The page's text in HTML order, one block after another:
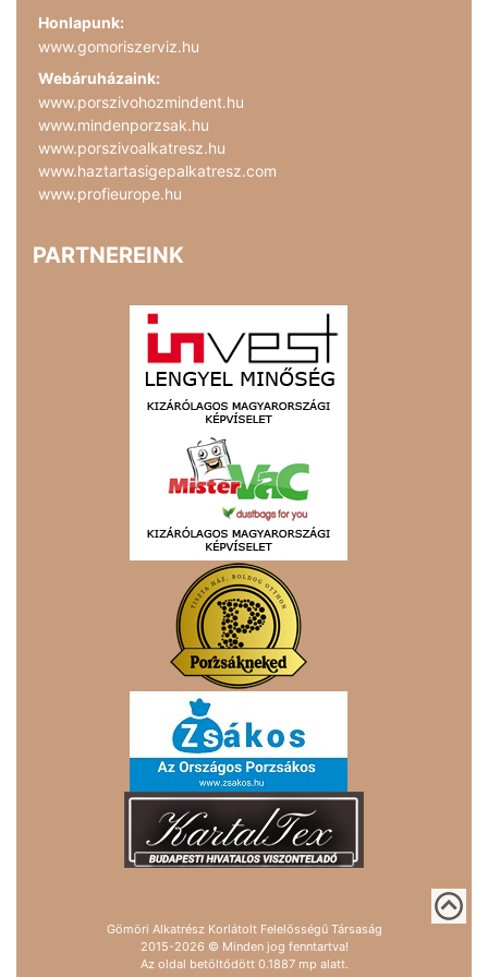
Honlapunk:
www.gomoriszerviz.hu
Webáruházaink:
www.porszivohozmindent.hu
www.mindenporzsak.hu
www.porszivoalkatresz.hu
www.haztartasigepalkatresz.com
www.profieurope.hu
PARTNEREINK
Gömöri Alkatrész Korlátolt Felelősségű Társaság
2015-2026 © Minden jog fenntartva!
Az oldal betöltődött 0.1887 mp alatt.